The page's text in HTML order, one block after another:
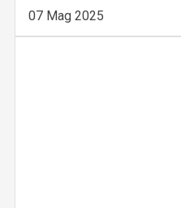
07 Mag 2025